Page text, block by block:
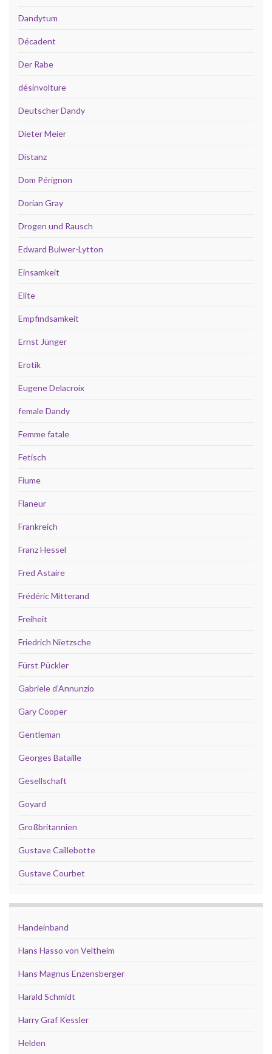
Dandytum
Décadent
Der Rabe
désinvolture
Deutscher Dandy
Dieter Meier
Distanz
Dom Pérignon
Dorian Gray
Drogen und Rausch
Edward Bulwer-Lytton
Einsamkeit
Elite
Empfindsamkeit
Ernst Jünger
Erotik
Eugene Delacroix
female Dandy
Femme fatale
Fetisch
Fiume
Flaneur
Frankreich
Franz Hessel
Fred Astaire
Frédéric Mitterand
Freiheit
Friedrich Nietzsche
Fürst Pückler
Gabriele d’Annunzio
Gary Cooper
Gentleman
Georges Bataille
Gesellschaft
Goyard
Großbritannien
Gustave Caillebotte
Gustave Courbet
Handeinband
Hans Hasso von Veltheim
Hans Magnus Enzensberger
Harald Schmidt
Harry Graf Kessler
Helden